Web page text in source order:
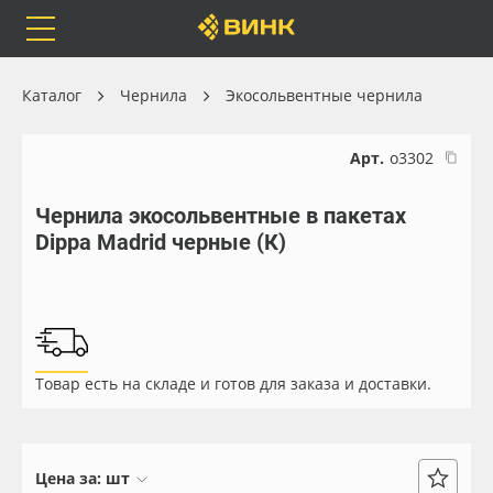
Каталог
Бренды
Доставка
Весь каталог
Самоклеящиеся плёнки
Листовые материалы
Каталог Чернила Экосольвентные чернила
Арт. о3302
Чернила экосольвентные в пакетах
Dippa Madrid черные (К)
Товар есть на складе и готов для заказа и доставки.
Цена за: шт